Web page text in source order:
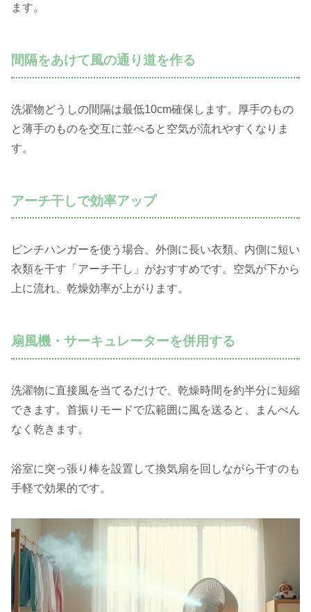
ます。
間隔をあけて風の通り道を作る
洗濯物どうしの間隔は最低10cm確保します。厚手のもの
と薄手のものを交互に並べると空気が流れやすくなりま
す。
アーチ干しで効率アップ
ピンチハンガーを使う場合、外側に長い衣類、内側に短い
衣類を干す「アーチ干し」がおすすめです。空気が下から
上に流れ、乾燥効率が上がります。
扇風機・サーキュレーターを併用する
洗濯物に直接風を当てるだけで、乾燥時間を約半分に短縮
できます。首振りモードで広範囲に風を送ると、まんべん
なく乾きます。
浴室に突っ張り棒を設置して換気扇を回しながら干すのも
手軽で効果的です。